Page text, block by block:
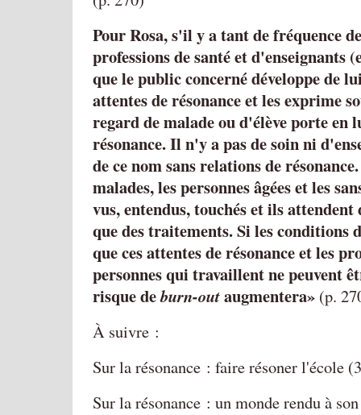
Pour Rosa, s'il y a tant de fréquence
professions de santé et d'enseignants
que le public concerné développe de
attentes de résonance et les exprime
regard de malade ou d'élève porte en
résonance. Il n'y a pas de soin ni
de ce nom sans relations de
malades, les personnes âgées et les
vus, entendus, touchés et ils attendent
que des traitements. Si les conditions
que ces attentes de résonance et les
personnes qui travaillent ne peuvent
risque deburn-outaugmentera» (p.
À suivre :
Sur la résonance : faire résoner l'école
Sur la résonance : un monde rendu à